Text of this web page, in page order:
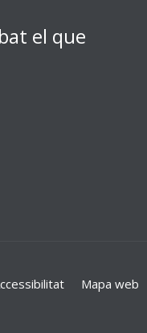
el que
Mapa web